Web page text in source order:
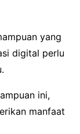
yang
digital perlu
ini,
manfaat